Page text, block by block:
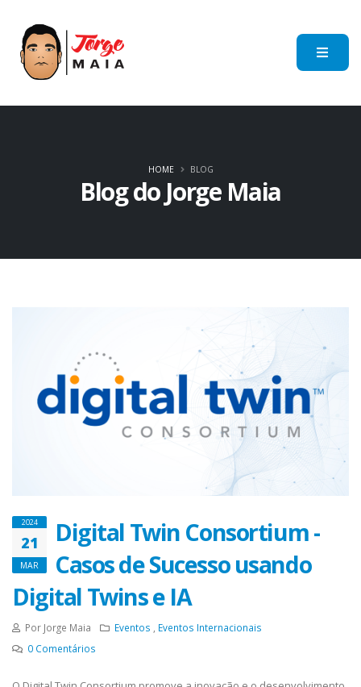
Blog do Jorge Maia
HOME BLOG
2024
21
MAR
Digital Twin Consortium -
Casos de Sucesso usando
Digital Twins e IA
Por Jorge Maia Eventos
Eventos Internacionais
0 Comentários